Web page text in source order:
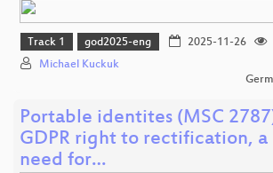
Track 1 god2025-eng 2025-11-26
Michael Kuckuk
Portable identites (MSC
GDPR right to rectification, a
need for…